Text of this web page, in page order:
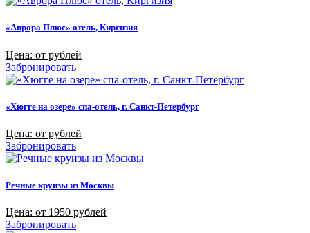
«Аврора Плюс» отель, Киргизия
Цена: от рублей
Забронировать
«Хюгге на озере» спа-отель, г. Санкт-Петербург
Цена: от рублей
Забронировать
Речные круизы из Москвы
Цена: от 1950 рублей
Забронировать